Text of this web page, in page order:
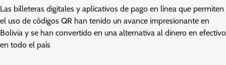
Las billeteras digitales y aplicativos de pago en línea que permiten
el uso de códigos QR han tenido un avance impresionante en
Bolivia y se han convertido en una alternativa al dinero en efectivo
en todo el país